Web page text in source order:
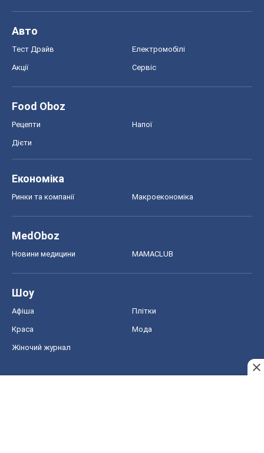
Авто
Тест Драйв Електромобілі
Акції Сервіс
Food Oboz
Рецепти Напої
Дієти
Економіка
Ринки та компанії Макроекономіка
MedOboz
Новини медицини MAMACLUB
Шоу
Афіша Плітки
Краса Мода
Жіночий журнал